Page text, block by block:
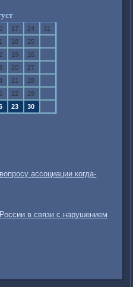
17 24
31
18
25
19
26
20
27
21
28
22
29
23 30
ассоциации когда-
в связи с нарушением